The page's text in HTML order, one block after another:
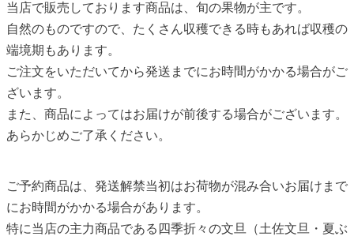
当店で販売しております商品は、旬の果物が主です。
自然のものですので、たくさん収穫できる時もあれば収穫の
端境期もあります。
ご注文をいただいてから発送までにお時間がかかる場合がご
ざいます。
また、商品によってはお届けが前後する場合がございます。
あらかじめご了承ください。
ご予約商品は、発送解禁当初はお荷物が混み合いお届けまで
にお時間がかかる場合があります。
特に当店の主力商品である四季折々の文旦（土佐文旦・夏ぶ